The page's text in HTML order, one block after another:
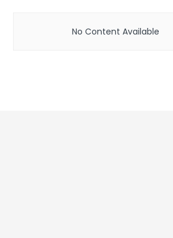
No Content Available